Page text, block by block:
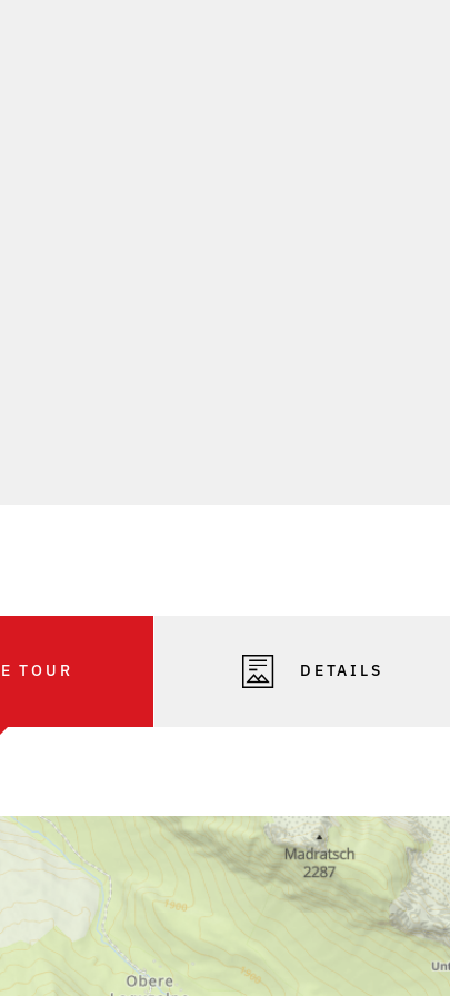
TOUR DETAILS